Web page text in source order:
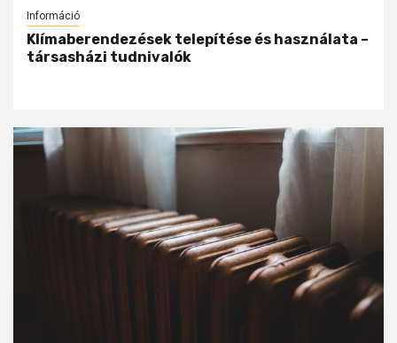
Információ
Klímaberendezések telepítése és használata –
társasházi tudnivalók